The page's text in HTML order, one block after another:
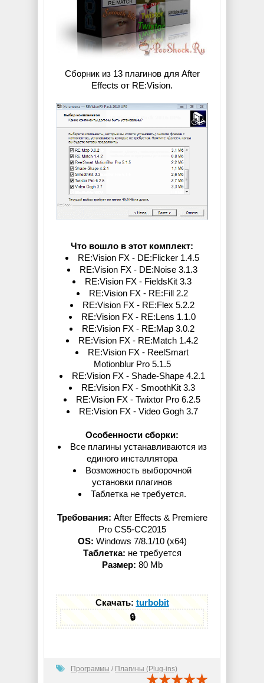
Сборник из 13 плагинов для After
Effects от RE:Vision.
Что вошло в этот комплект:
RE:Vision FX - DE:Flicker 1.4.5
RE:Vision FX - DE:Noise 3.1.3
RE:Vision FX - FieldsKit 3.3
RE:Vision FX - RE:Fill 2.2
RE:Vision FX - RE:Flex 5.2.2
RE:Vision FX - RE:Lens 1.1.0
RE:Vision FX - RE:Map 3.0.2
RE:Vision FX - RE:Match 1.4.2
RE:Vision FX - ReelSmart
Motionblur Pro 5.1.5
RE:Vision FX - Shade-Shape 4.2.1
RE:Vision FX - SmoothKit 3.3
RE:Vision FX - Twixtor Pro 6.2.5
RE:Vision FX - Video Gogh 3.7
Особенности сборки:
Все плагины устанавливаются из
единого инсталлятора
Возможность выборочной
установки плагинов
Таблетка не требуется.
Требования: After Effects & Premiere
Pro CS5-CC2015
OS: Windows 7/8.1/10 (x64)
Таблетка: не требуется
Размер: 80 Mb
Скачать: turbobit
🔒
Программы / Плагины (Plug-ins)